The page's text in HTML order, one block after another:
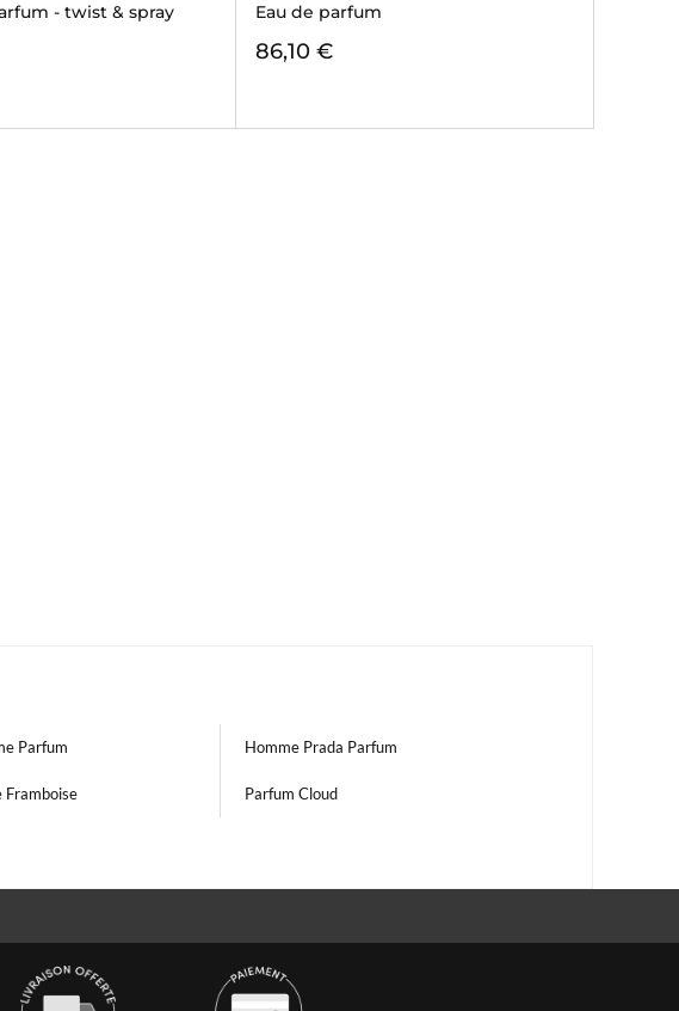
- twist & spray
Eau de parfum
86,10 €
Parfum Homme Prada Parfum
Framboise Parfum Cloud